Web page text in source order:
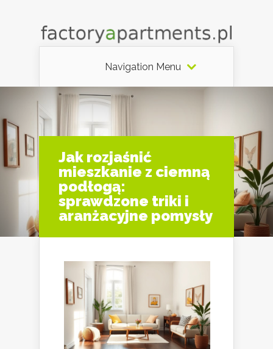
Navigation Menu
Jak rozjaśnić
mieszkanie z ciemną
podłogą:
sprawdzone triki i
aranżacyjne pomysły